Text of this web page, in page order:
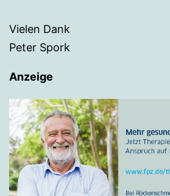
Vielen Dank
Peter Spork
Anzeige